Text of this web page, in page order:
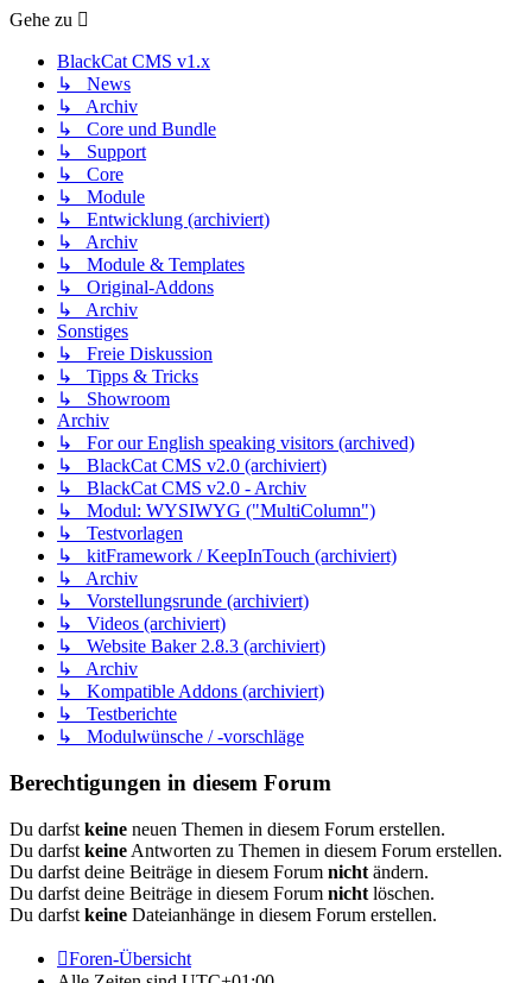
Gehe zu
BlackCat CMS v1.x
↳ News
↳ Archiv
↳ Core und Bundle
↳ Support
↳ Core
↳ Module
↳ Entwicklung (archiviert)
↳ Archiv
↳ Module & Templates
↳ Original-Addons
↳ Archiv
Sonstiges
↳ Freie Diskussion
↳ Tipps & Tricks
↳ Showroom
Archiv
↳ For our English speaking visitors (archived)
↳ BlackCat CMS v2.0 (archiviert)
↳ BlackCat CMS v2.0 - Archiv
↳ Modul: WYSIWYG ("MultiColumn")
↳ Testvorlagen
↳ kitFramework / KeepInTouch (archiviert)
↳ Archiv
↳ Vorstellungsrunde (archiviert)
↳ Videos (archiviert)
↳ Website Baker 2.8.3 (archiviert)
↳ Archiv
↳ Kompatible Addons (archiviert)
↳ Testberichte
↳ Modulwünsche / -vorschläge
Berechtigungen in diesem Forum
Du darfst keine neuen Themen in diesem Forum erstellen.
Du darfst keine Antworten zu Themen in diesem Forum erstellen.
Du darfst deine Beiträge in diesem Forum nicht ändern.
Du darfst deine Beiträge in diesem Forum nicht löschen.
Du darfst keine Dateianhänge in diesem Forum erstellen.
Foren-Übersicht